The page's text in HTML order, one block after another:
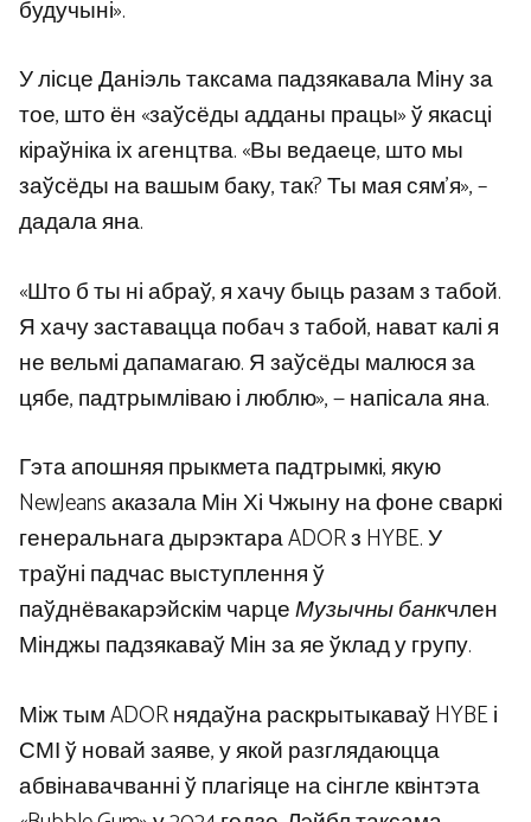
будучыні».
У лісце Даніэль таксама падзякавала Міну за
тое, што ён «заўсёды адданы працы» ў якасці
кіраўніка іх агенцтва. «Вы ведаеце, што мы
заўсёды на вашым баку, так? Ты мая сям’я», –
дадала яна.
«Што б ты ні абраў, я хачу быць разам з табой.
Я хачу заставацца побач з табой, нават калі я
не вельмі дапамагаю. Я заўсёды малюся за
цябе, падтрымліваю і люблю», — напісала яна.
Гэта апошняя прыкмета падтрымкі, якую
NewJeans аказала Мін Хі Чжыну на фоне сваркі
генеральнага дырэктара ADOR з HYBE. У
траўні падчас выступлення ў
паўднёвакарэйскім чарцеМузычны банкчлен
Мінджы падзякаваў Мін за яе ўклад у групу.
Між тым ADOR нядаўна раскрытыкаваў HYBE і
СМІ ў новай заяве, у якой разглядаюцца
абвінавачванні ў плагіяце на сінгле квінтэта